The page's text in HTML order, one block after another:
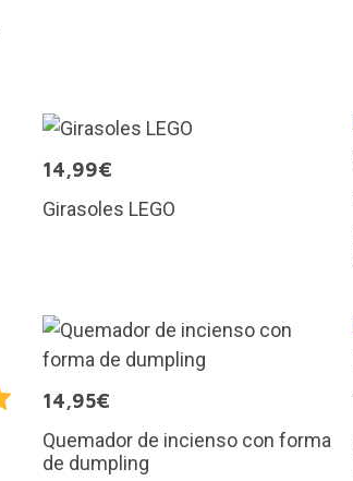
14,99€
Girasoles LEGO
14,95€
Quemador de incienso con forma
de dumpling